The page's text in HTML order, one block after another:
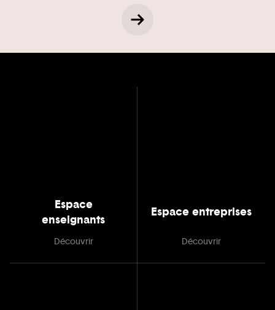
Espace
enseignants
Découvrir
Espace entreprises
Découvrir